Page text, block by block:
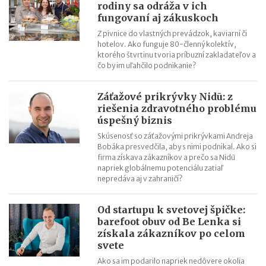
rodiny sa odráža v ich
fungovaní aj zákuskoch
Z pivnice do vlastných prevádzok, kaviarní či
hotelov. Ako funguje 80-členný kolektív,
ktorého štvrtinu tvoria príbuzní zakladateľov a
čo by im uľahčilo podnikanie?
Záťažové prikrývky Nidū: z
riešenia zdravotného problému
úspešný biznis
Skúsenosť so záťažovými prikrývkami Andreja
Bobáka presvedčila, aby s nimi podnikal. Ako si
firma získava zákazníkov a prečo sa Nidū
napriek globálnemu potenciálu zatiaľ
nepredáva aj v zahraničí?
Od startupu k svetovej špičke:
barefoot obuv od Be Lenka si
získala zákazníkov po celom
svete
Ako sa im podarilo napriek nedôvere okolia